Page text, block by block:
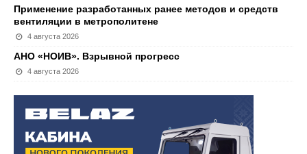
Применение разработанных ранее методов и средств
вентиляции в метрополитене
4 августа 2026
АНО «НОИВ». Взрывной прогресс
4 августа 2026